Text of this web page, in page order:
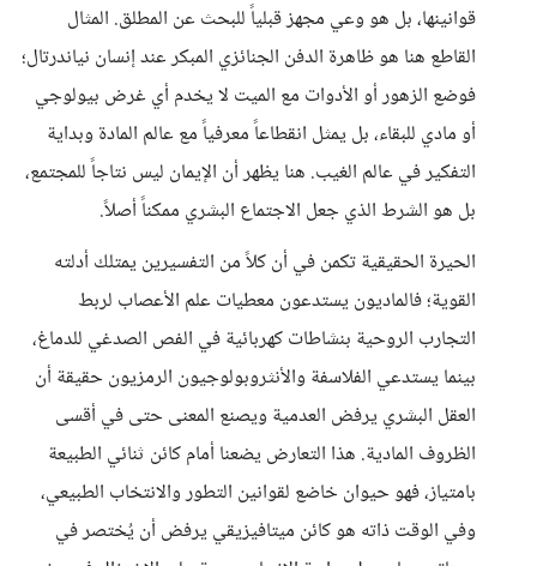
قوانينها، بل هو وعي مجهز قبلياً للبحث عن المطلق. المثال
القاطع هنا هو ظاهرة الدفن الجنائزي المبكر عند إنسان نياندرتال؛
فوضع الزهور أو الأدوات مع الميت لا يخدم أي غرض بيولوجي
أو مادي للبقاء، بل يمثل انقطاعاً معرفياً مع عالم المادة وبداية
التفكير في عالم الغيب. هنا يظهر أن الإيمان ليس نتاجاً للمجتمع،
بل هو الشرط الذي جعل الاجتماع البشري ممكناً أصلاً.
الحيرة الحقيقية تكمن في أن كلاً من التفسيرين يمتلك أدلته
القوية؛ فالماديون يستدعون معطيات علم الأعصاب لربط
التجارب الروحية بنشاطات كهربائية في الفص الصدغي للدماغ،
بينما يستدعي الفلاسفة والأنثروبولوجيون الرمزيون حقيقة أن
العقل البشري يرفض العدمية ويصنع المعنى حتى في أقسى
الظروف المادية. هذا التعارض يضعنا أمام كائن ثنائي الطبيعة
بامتياز، فهو حيوان خاضع لقوانين التطور والانتخاب الطبيعي،
وفي الوقت ذاته هو كائن ميتافيزيقي يرفض أن يُختصر في